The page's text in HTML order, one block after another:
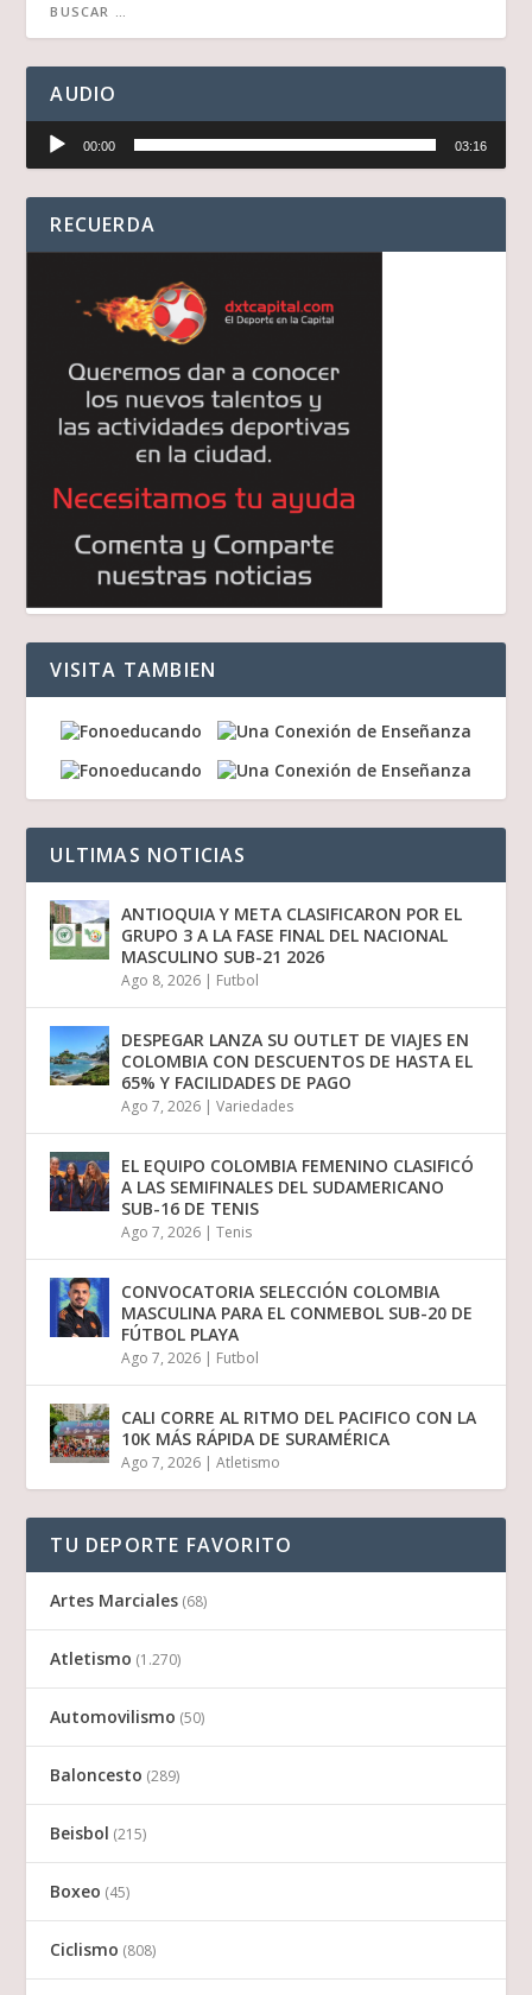
AUDIO
Reproductor
audio
00:00 03:16
RECUERDA
VISITA TAMBIEN
ULTIMAS NOTICIAS
ANTIOQUIA Y META CLASIFICARON POR EL
GRUPO 3 A LA FASE FINAL DEL NACIONAL
MASCULINO SUB-21 2026
Ago 8, 2026 | Futbol
DESPEGAR LANZA SU OUTLET DE VIAJES EN
COLOMBIA CON DESCUENTOS DE HASTA EL
65% Y FACILIDADES DE PAGO
Ago 7, 2026 |Variedades
EL EQUIPO COLOMBIA FEMENINO CLASIFICÓ
A LAS SEMIFINALES DEL SUDAMERICANO
SUB-16 DE TENIS
Ago 7, 2026 |Tenis
CONVOCATORIA SELECCIÓN COLOMBIA
MASCULINA PARA EL CONMEBOL SUB-20 DE
FÚTBOL PLAYA
Ago 7, 2026 | Futbol
CALI CORRE AL RITMO DEL PACIFICO CON LA
10K MÁS RÁPIDA DE SURAMÉRICA
Ago 7, 2026 |Atletismo
TU DEPORTE FAVORITO
Artes Marciales (68)
Atletismo (1.270)
Automovilismo (50)
Baloncesto (289)
Beisbol (215)
Boxeo (45)
Ciclismo (808)